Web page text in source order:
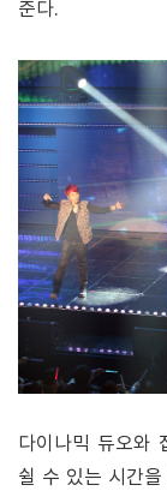
준다.
다이나믹 듀오와
쉴 수 있는 시간을